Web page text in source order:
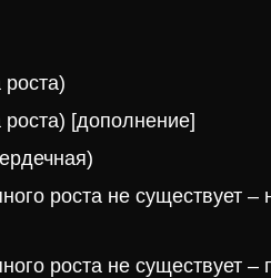
роста) [дополнение]
роста не существует –
роста не существует –